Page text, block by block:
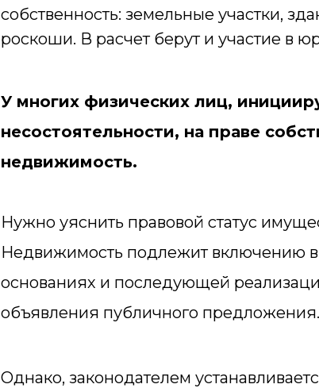
собственность: земельные участки,
роскоши. В расчет берут и участие в
У многих физических лиц,
несостоятельности, на праве
недвижимость.
Нужно уяснить правовой статус
Недвижимость подлежит включению
основаниях и последующей
объявления публичного предложения.
Однако, законодателем